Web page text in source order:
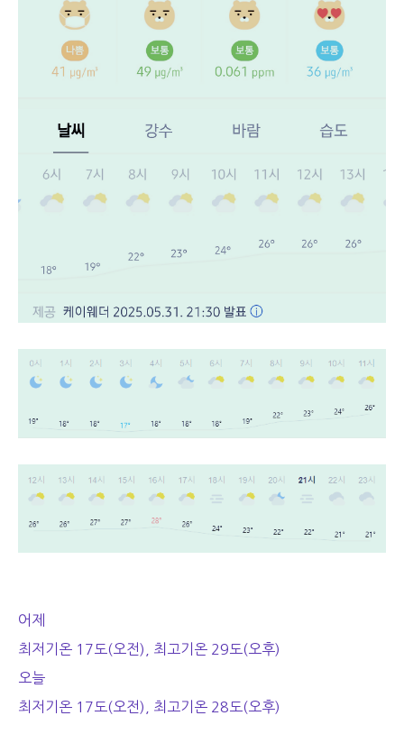
어제
최저기온 17도(오전), 최고기온 29도(오후)
오늘
최저기온 17도(오전), 최고기온 28도(오후)